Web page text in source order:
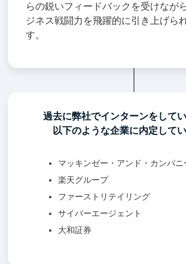
らの鋭いフィードバックを受けなが
ジネス戦闘力を飛躍的に引き上げら
す。
過去に弊社でインターンをして
以下のような企業に内定してい
マッキンゼー・アンド・カンパニ
楽天グループ
ファーストリテイリング
サイバーエージェント
大和証券